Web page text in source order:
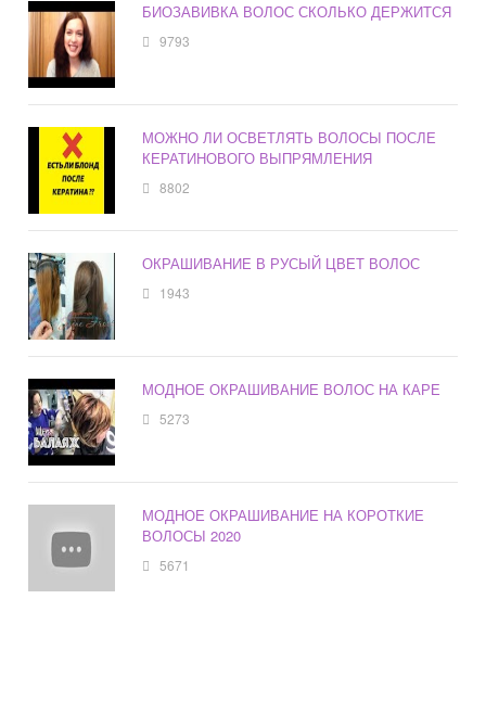
БИОЗАВИВКА ВОЛОС СКОЛЬКО ДЕРЖИТСЯ
9793
МОЖНО ЛИ ОСВЕТЛЯТЬ ВОЛОСЫ ПОСЛЕ
КЕРАТИНОВОГО ВЫПРЯМЛЕНИЯ
8802
ОКРАШИВАНИЕ В РУСЫЙ ЦВЕТ ВОЛОС
1943
МОДНОЕ ОКРАШИВАНИЕ ВОЛОС НА КАРЕ
5273
МОДНОЕ ОКРАШИВАНИЕ НА КОРОТКИЕ
ВОЛОСЫ 2020
5671